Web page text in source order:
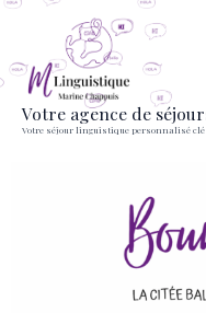
Aller
contenu
Votre agence de
Votre séjour linguistique personnalisé